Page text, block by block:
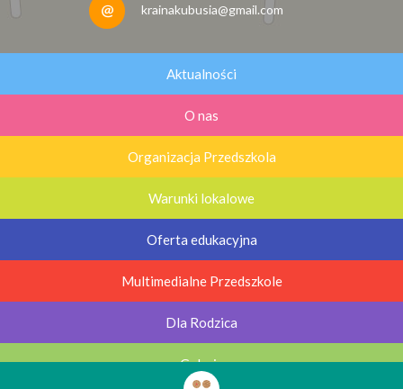
krainakubusia@gmail.com
Aktualności
O nas
Organizacja Przedszkola
Warunki lokalowe
Oferta edukacyjna
Multimedialne Przedszkole
Dla Rodzica
Galerie